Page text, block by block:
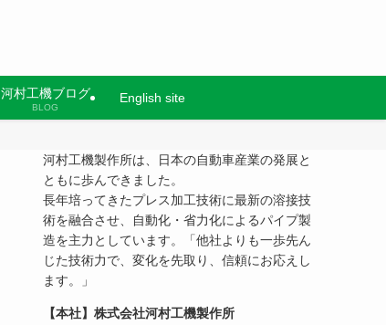
河村工機ブログ
BLOG
English site
河村工機製作所は、日本の自動車産業の発展と
ともに歩んできました。
長年培ってきたプレス加工技術に最新の溶接技
術を融合させ、自動化・省力化によるパイプ製
造を主力としています。「他社よりも一歩先ん
じた技術力で、変化を先取り、信頼にお応えし
ます。」
【本社】株式会社河村工機製作所